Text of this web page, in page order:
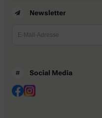
Newsletter
Social Media